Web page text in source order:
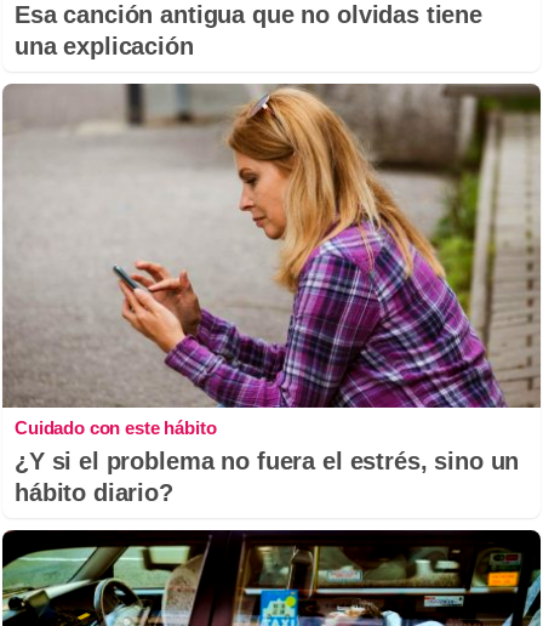
Esa canción antigua que no olvidas tiene
una explicación
Cuidado con este hábito
¿Y si el problema no fuera el estrés, sino un
hábito diario?